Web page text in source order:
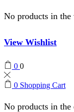
No products in
View Wishlist
0 0
0 Shopping Cart
No products in the